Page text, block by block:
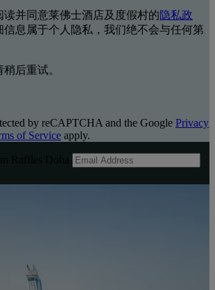
读并同意莱佛士酒店及度假村的隐私政
信息属于个人隐私，我们绝不会与任何第
后重试。
by reCAPTCHA and the Google Privacy
of Service apply.